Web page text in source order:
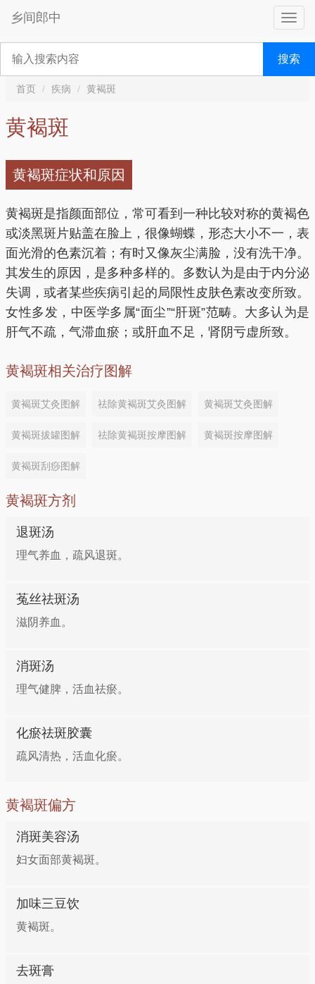
乡间郎中
搜索
首页 疾病 黄褐斑
黄褐斑
黄褐斑症状和原因
黄褐斑是指颜面部位，常可看到一种比较对称的黄褐色
或淡黑斑片贴盖在脸上，很像蝴蝶，形态大小不一，表
面光滑的色素沉着；有时又像灰尘满脸，没有洗干净。
其发生的原因，是多种多样的。多数认为是由于内分泌
失调，或者某些疾病引起的局限性皮肤色素改变所致。
女性多发，中医学多属“面尘”“肝斑”范畴。大多认为是
肝气不疏，气滞血瘀；或肝血不足，肾阴亏虚所致。
黄褐斑相关治疗图解
黄褐斑艾灸图解 祛除黄褐斑艾灸图解 黄褐斑艾灸图解
黄褐斑拔罐图解 祛除黄褐斑按摩图解 黄褐斑按摩图解
黄褐斑刮痧图解
黄褐斑方剂
退斑汤
理气养血，疏风退斑。
菟丝祛斑汤
滋阴养血。
消斑汤
理气健脾，活血祛瘀。
化瘀祛斑胶囊
疏风清热，活血化瘀。
黄褐斑偏方
消斑美容汤
妇女面部黄褐斑。
加味三豆饮
黄褐斑。
去斑膏